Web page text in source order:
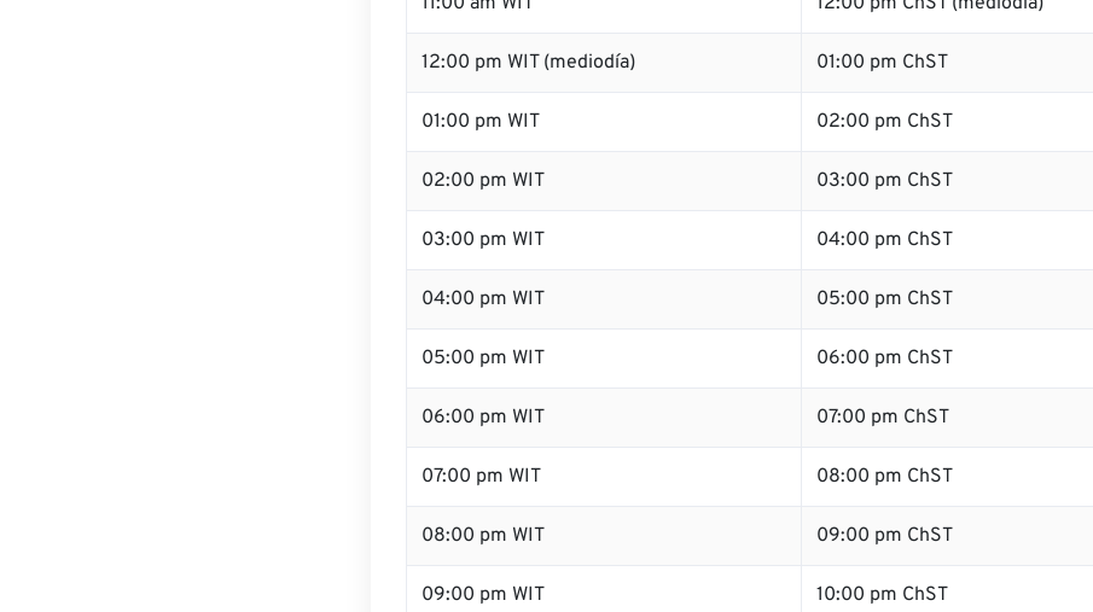
12:00 pm WIT (mediodía) 01:00 pm ChST
01:00 pm WIT 02:00 pm ChST
02:00 pm WIT 03:00 pm ChST
03:00 pm WIT 04:00 pm ChST
04:00 pm WIT 05:00 pm ChST
05:00 pm WIT 06:00 pm ChST
06:00 pm WIT 07:00 pm ChST
07:00 pm WIT 08:00 pm ChST
08:00 pm WIT 09:00 pm ChST
09:00 pm WIT 10:00 pm ChST